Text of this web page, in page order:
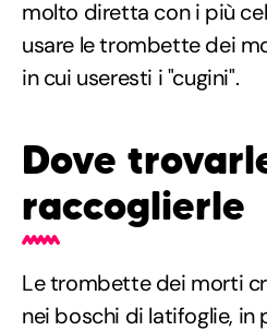
molto diretta con i più
usare le trombette dei
in cui useresti i "cugini".
Dove
raccoglierle
Le trombette dei morti
nei boschi di latifoglie,